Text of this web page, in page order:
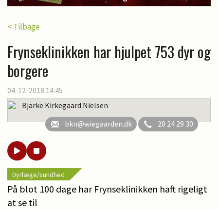
< Tilbage
Frynseklinikken har hjulpet 753 dyr og
borgere
04-12-2018 14:45
Bjarke Kirkegaard Nielsen
bkn@wiegaarden.dk
20 24 29 30
Dyrlæge/sundhed
På blot 100 dage har Frynseklinikken haft rigeligt
at se til